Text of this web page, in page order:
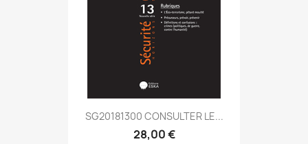
SG20181300 CONSULTER LE...
28,00 €